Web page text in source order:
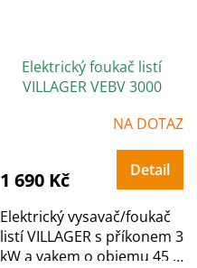
Elektrický foukač listí
VILLAGER VEBV 3000
z
5
NA DOTAZ
1 690 Kč Detail
Elektrický vysavač/foukač
listí VILLAGER s příkonem 3
kW a vakem o objemu 45 l